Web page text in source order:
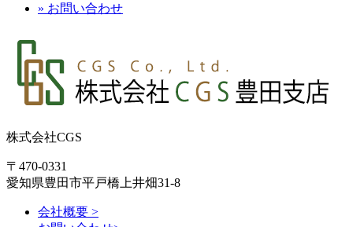
» お問い合わせ
株式会社CGS
〒470-0331
愛知県豊田市平戸橋上井畑31-8
会社概要 >